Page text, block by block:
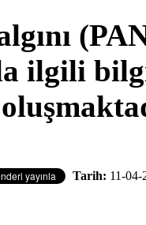
ilgili
Tarih: 11-04-